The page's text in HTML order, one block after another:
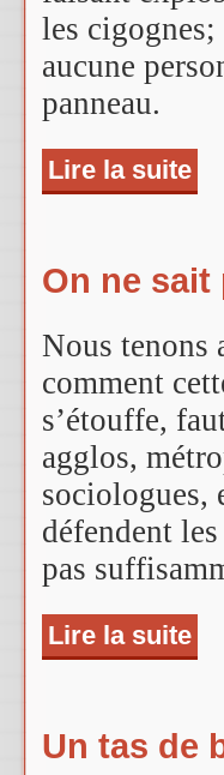
les
aucune
panneau.
Lire la suite
On ne sait
Nous tenons
comment
s’étouffe,
agglos,
sociologues,
défendent
pas
Lire la suite
Un tas de